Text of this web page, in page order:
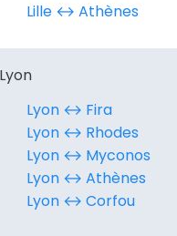
Lille ↔︎ Athènes
Lyon
Lyon ↔︎ Fira
Lyon ↔︎ Rhodes
Lyon ↔︎ Myconos
Lyon ↔︎ Athènes
Lyon ↔︎ Corfou